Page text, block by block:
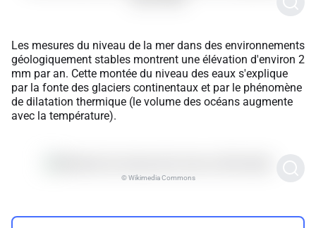
Les mesures du niveau de la mer dans des environnements
géologiquement stables montrent une élévation d'environ 2
mm par an. Cette montée du niveau des eaux s'explique
par la fonte des glaciers continentaux et par le phénomène
de dilatation thermique (le volume des océans augmente
avec la température).
© Wikimedia Commons